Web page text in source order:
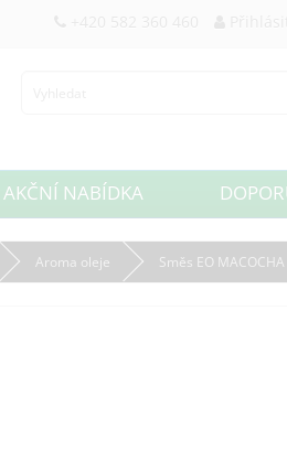
+420 582 360 460
AKČNÍ NABÍDKA
Aroma oleje Směs EO